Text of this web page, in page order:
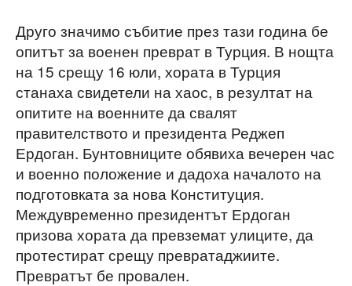
Друго значимо събитие през тази година бе
опитът за военен преврат в Турция. В нощта
на 15 срещу 16 юли, хората в Турция
станаха свидетели на хаос, в резултат на
опитите на военните да свалят
правителството и президента Реджеп
Ердоган. Бунтовниците обявиха вечерен час
и военно положение и дадоха началото на
подготовката за нова Конституция.
Междувременно президентът Ердоган
призова хората да превземат улиците, да
протестират срещу превратаджиите.
Превратът бе провален.